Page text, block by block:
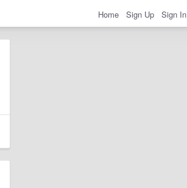
Home Sign Up Sign In